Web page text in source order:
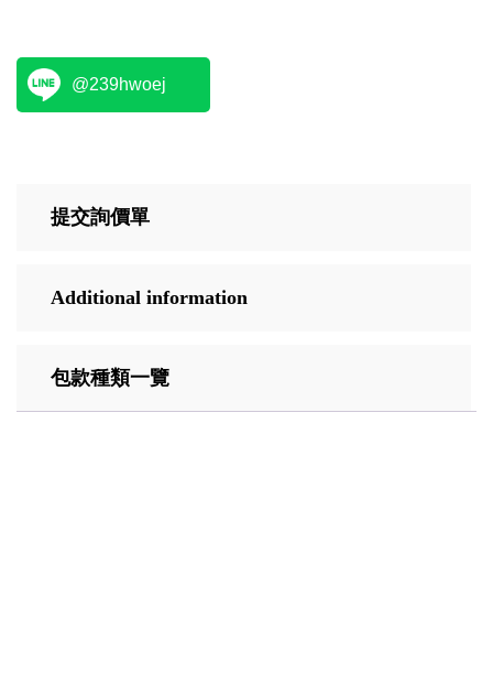
@239hwoej
提交詢價單
Additional information
包款種類一覽